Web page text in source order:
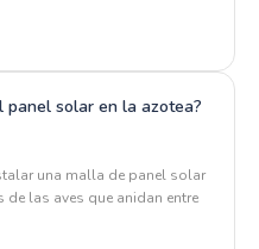
panel solar en la azotea?
una malla de panel solar
las aves que anidan entre